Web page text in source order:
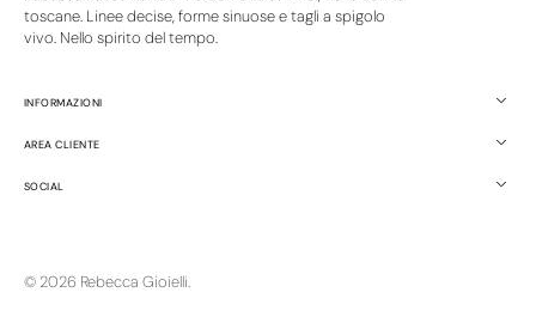
toscane. Linee decise, forme sinuose e tagli a spigolo
vivo. Nello spirito del tempo.
INFORMAZIONI
AREA CLIENTE
SOCIAL
© 2026 Rebecca Gioielli.